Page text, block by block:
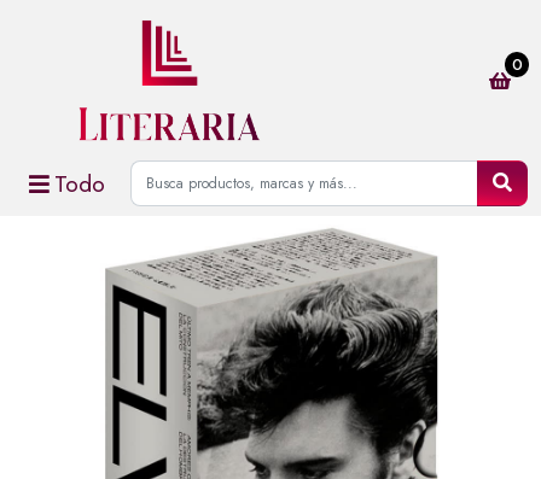
Todo
0